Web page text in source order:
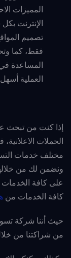
المميزات
الإنترنت
تصميم
فقط، كما
المساعدة
العملية
إذا كنت من تبحث
الحملات
مختلف خدمات
ونضمن لك من
على كافة الخدمات
كافة الخدمات من
حيث أننا شركة
من شراكتنا من